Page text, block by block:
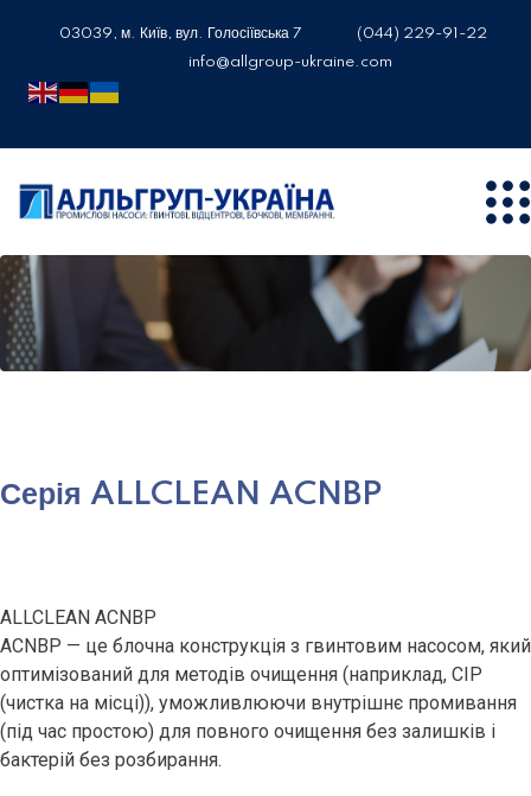
03039, м. Київ, вул. Голосіївська 7
(044) 229-91-22
info@allgroup-ukraine.com
Серія ALLCLEAN ACNBP
ALLCLEAN ACNBP
ACNBP — це блочна конструкція з гвинтовим насосом, який
оптимізований для методів очищення (наприклад, CIP
(чистка на місці)), уможливлюючи внутрішнє промивання
(під час простою) для повного очищення без залишків і
бактерій без розбирання.